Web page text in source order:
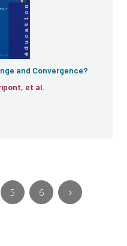
and Convergence?
Mathias Dewatripont, et al.
5 6